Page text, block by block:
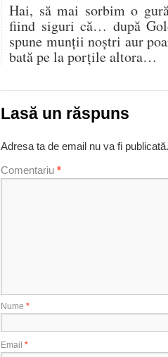
Hai, să mai sorbim o
fiind siguri că… după
spune munţii noştri aur
bată pe la porţile altora…
Lasă un răspuns
Adresa ta de email nu va fi publicată.
Comentariu *
Nume *
Email *